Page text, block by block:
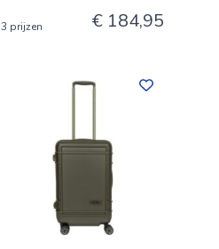
3 prijzen € 184,95